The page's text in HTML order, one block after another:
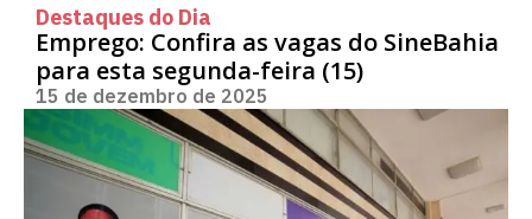
Destaques do Dia
Emprego: Confira as vagas do SineBahia
para esta segunda-feira (15)
15 de dezembro de 2025